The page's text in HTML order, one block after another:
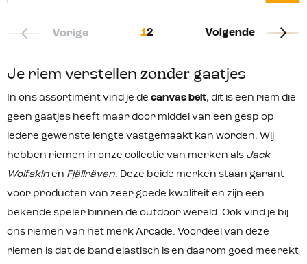
wordt. Productkenmerken: Stijlvolle
rolgespWaterafstotendBehoud zijn
Vorige 12 Volgende
Je riem verstellen zonder gaatjes
In ons assortiment vind je de canvas belt, dit is een riem die
geen gaatjes heeft maar door middel van een gesp op
iedere gewenste lengte vastgemaakt kan worden. Wij
hebben riemen in onze collectie van merken als Jack
Wolfskin en Fjällräven. Deze beide merken staan garant
voor producten van zeer goede kwaliteit en zijn een
bekende speler binnen de outdoor wereld. Ook vind je bij
ons riemen van het merk Arcade. Voordeel van deze
riemen is dat de band elastisch is en daarom goed meerekt